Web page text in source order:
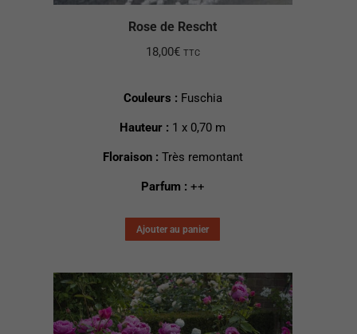
Rose de Rescht
18,00€ TTC
Couleurs : Fuschia
Hauteur : 1 x 0,70 m
Floraison : Très remontant
Parfum : ++
Ajouter au panier